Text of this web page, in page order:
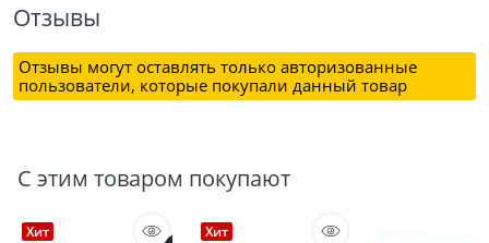
Отзывы
Отзывы могут оставлять только авторизованные
пользователи, которые покупали данный товар
С этим товаром покупают
Хит Хит